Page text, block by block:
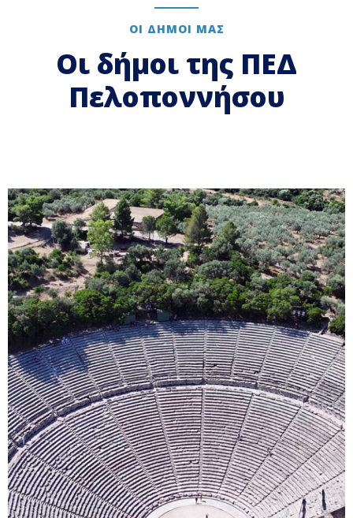
ΟΙ ΔΗΜΟΙ ΜΑΣ
Οι δήμοι της ΠΕΔ
Πελοποννήσου